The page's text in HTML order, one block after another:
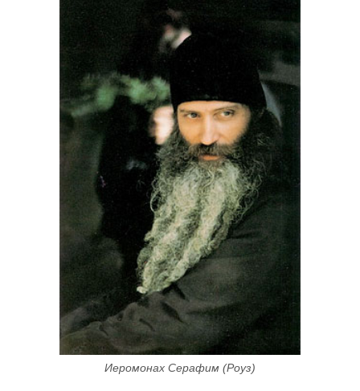
Иеромонах Серафим (Роуз)